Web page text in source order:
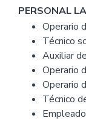
PERSONAL
Operario
Técnico
Auxiliar
Operario
Operario
Técnico